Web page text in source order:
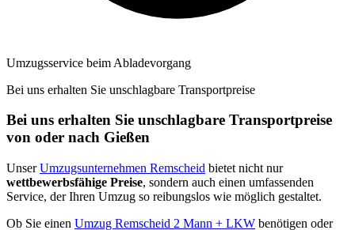
Umzugsservice beim Abladevorgang
Bei uns erhalten Sie unschlagbare Transportpreise
Bei uns erhalten Sie unschlagbare Transportpreise
von oder nach Gießen
UnserUmzugsunternehmen Remscheid bietet nicht nur
wettbewerbsfähige Preise, sondern auch einen umfassenden
Service, der Ihren Umzug so reibungslos wie möglich gestaltet.
Ob Sie einen Umzug Remscheid 2 Mann + LKW benötigen oder